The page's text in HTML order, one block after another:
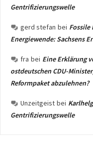
Gentrifizierungswelle
gerd stefan bei
Energiewende: Sachsens
fra bei Eine Erklärung
ostdeutschen CDU-
Reformpaket abzulehnen?
Unzeitgeist bei
Gentrifizierungswelle